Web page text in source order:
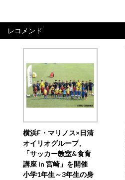
レコメンド
横浜F・マリノス×日清
オイリオグループ、
「サッカー教室&食育
講座 in 宮崎」を開催
小学1年生～3年生の身